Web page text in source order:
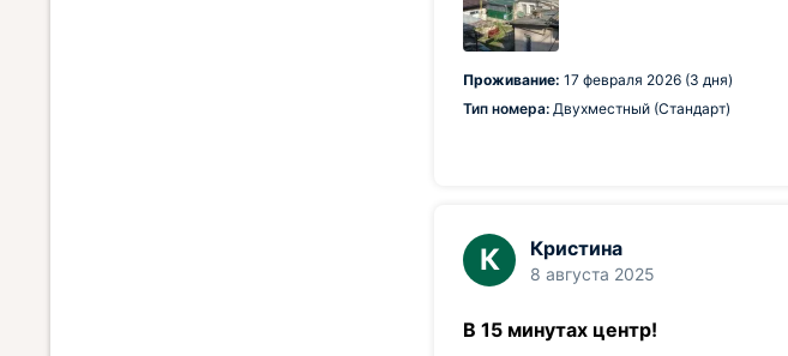
Проживание: 17 февраля 2026 (3 дня)
Тип номера: Двухместный (Стандарт)
К Кристина
8 августа 2025
В 15 минутах центр!